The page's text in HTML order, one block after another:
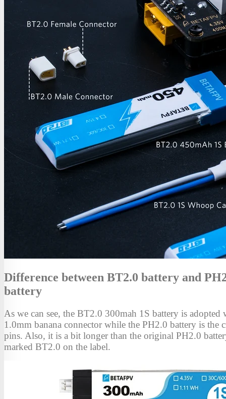
Difference between BT2.0 battery and
battery
As we can see, the BT2.0 300mah 1S battery is adopted
1.0mm banana connector while the PH2.0 battery is the
pins. Also, it is a bit longer than the original PH2.0
marked BT2.0 on the label.